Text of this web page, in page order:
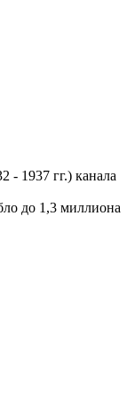
- 1937 гг.) канала
до 1,3 миллиона